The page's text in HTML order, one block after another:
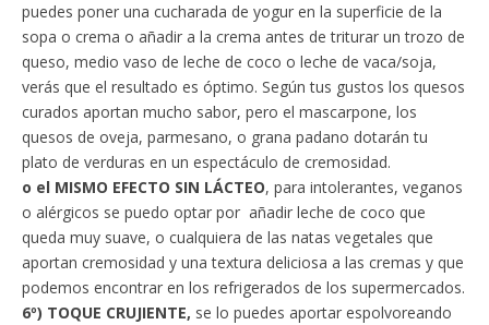
puedes poner una cucharada de yogur en la superficie de la
sopa o crema o añadir a la crema antes de triturar un trozo de
queso, medio vaso de leche de coco o leche de vaca/soja,
verás que el resultado es óptimo. Según tus gustos los quesos
curados aportan mucho sabor, pero el mascarpone, los
quesos de oveja, parmesano, o grana padano dotarán tu
plato de verduras en un espectáculo de cremosidad.
o el MISMO EFECTO SIN LÁCTEO, para intolerantes, veganos
o alérgicos se puedo optar por añadir leche de coco que
queda muy suave, o cualquiera de las natas vegetales que
aportan cremosidad y una textura deliciosa a las cremas y que
podemos encontrar en los refrigerados de los supermercados.
6º) TOQUE CRUJIENTE, se lo puedes aportar espolvoreando